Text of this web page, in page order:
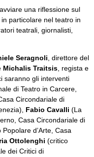
una riflessione sul
particolare nel teatro in
teatrali, giornalisti,
Seragnoli , direttore del
Michalis Traitsis , regista e
saranno gli interventi
di Teatro in Carcere,
Circondariale di
Fabio Cavalli (La
Casa Circondariale di
Popolare d’Arte, Casa
Ottolenghi (critico
dei Critici di